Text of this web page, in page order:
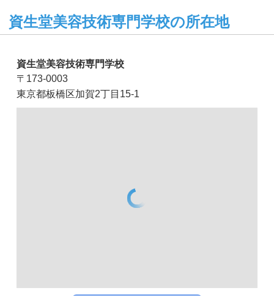
資生堂美容技術専門学校の所在地
資生堂美容技術専門学校
〒173-0003
東京都板橋区加賀2丁目15-1